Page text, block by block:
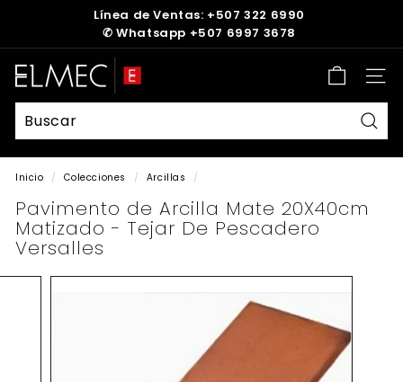
diapositivas
pausa
Línea de Ventas: +507 322 6990
✆ Whatsapp +507 6997 3678
E
L
M
E
C
Inicio / Colecciones / Arcillas /
Pavimento de Arcilla Mate 20X40cm
Matizado - Tejar De Pescadero
Versalles